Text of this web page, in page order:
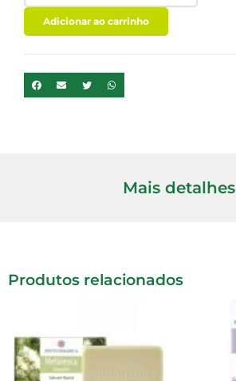
GIRASSOL
50ML
-
quantidade
Adicionar ao carrinho
Mais detalhes
Produtos relacionados